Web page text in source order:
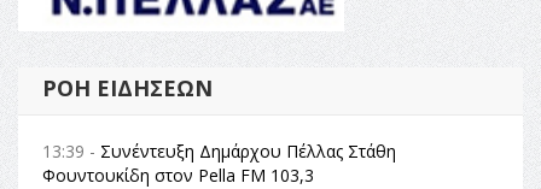
ΡΟΉ ΕΙΔΉΣΕΩΝ
13:39 - Συνέντευξη Δημάρχου Πέλλας Στάθη
Φουντουκίδη στον Pella FM 103,3